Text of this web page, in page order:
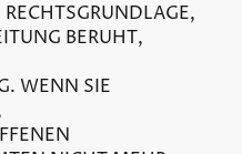
BERUHT,
WENN SIE